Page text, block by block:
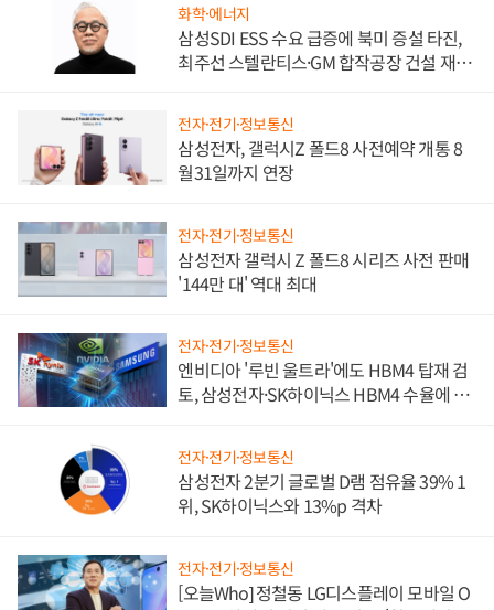
화학·에너지
삼성SDI ESS 수요 급증에 북미 증설 타진,
최주선 스텔란티스·GM 합작공장 건설 재추
전자·전기·정보통신
삼성전자, 갤럭시Z 폴드8 사전예약 개통 8
월31일까지 연장
전자·전기·정보통신
삼성전자 갤럭시 Z 폴드8 시리즈 사전 판매
'144만 대' 역대 최대
전자·전기·정보통신
엔비디아 '루빈 울트라'에도 HBM4 탑재 검
토, 삼성전자·SK하이닉스 HBM4 수율에 주
전자·전기·정보통신
삼성전자 2분기 글로벌 D램 점유율 39% 1
위, SK하이닉스와 13%p 격차
전자·전기·정보통신
[오늘Who] 정철동 LG디스플레이 모바일 O